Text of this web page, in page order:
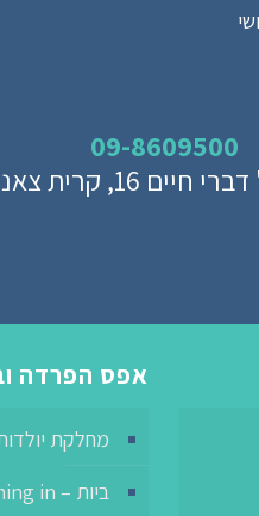
09-8609500
נתניה, 42150
אפס הפרדה
מחלקת
ביות – Rooming in